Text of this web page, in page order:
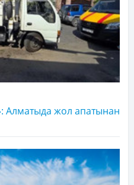
Алматыда жол апатынан